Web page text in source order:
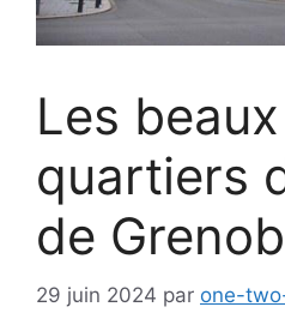
Les beaux
quartiers
de
29 juin 2024 par one-